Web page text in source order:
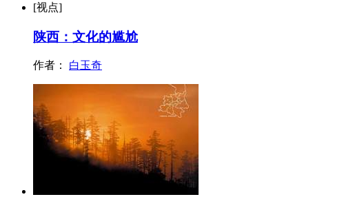
[视点]
陕西：文化的尴尬
作者： 白玉奇